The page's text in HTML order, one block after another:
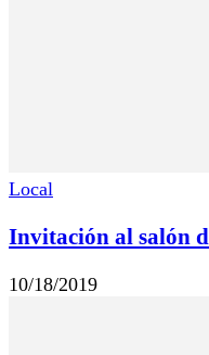
Local
Invitación al salón
10/18/2019